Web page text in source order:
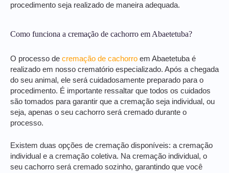
procedimento seja realizado de maneira adequada.
Como funciona a cremação de cachorro em Abaetetuba?
O processo de cremação de cachorro em Abaetetuba é
realizado em nosso crematório especializado. Após a chegada
do seu animal, ele será cuidadosamente preparado para o
procedimento. É importante ressaltar que todos os cuidados
são tomados para garantir que a cremação seja individual, ou
seja, apenas o seu cachorro será cremado durante o
processo.
Existem duas opções de cremação disponíveis: a cremação
individual e a cremação coletiva. Na cremação individual, o
seu cachorro será cremado sozinho, garantindo que você